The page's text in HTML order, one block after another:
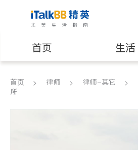
首页 生活
医生 律师
首页 律师 律师-其它
所